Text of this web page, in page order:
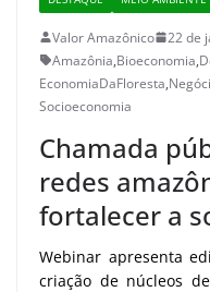
Valor Amazônico 22 de
Amazônia,Bioeconomia,
EconomiaDaFloresta,
Socioeconomia
Chamada
redes
fortalecer a
Webinar apresenta
criação de núcleos